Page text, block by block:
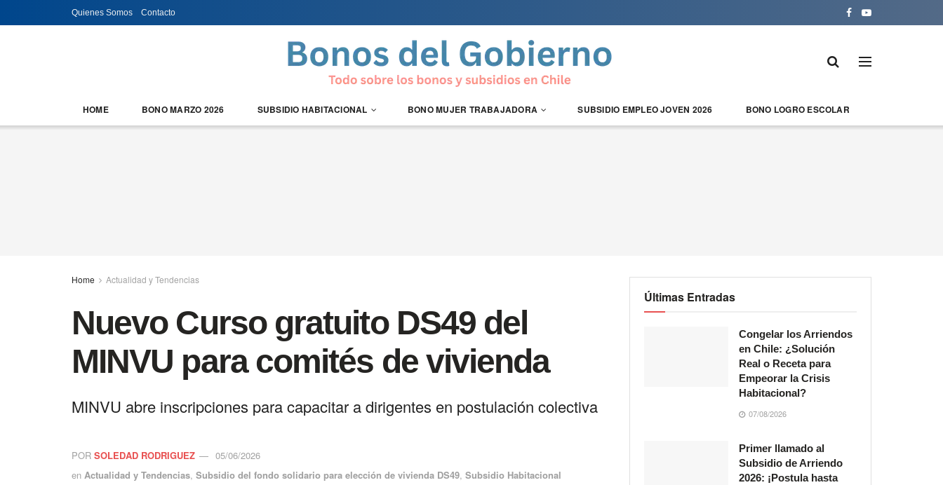
Quienes Somos Contacto
HOME BONO MARZO 2026 SUBSIDIO HABITACIONAL BONO MUJER TRABAJADORA SUBSIDIO EMPLEO JOVEN 2026 BONO LOGRO ESCOLAR
Home Actualidad y Tendencias
Nuevo Curso gratuito DS49 del
MINVU para comités de vivienda
MINVU abre inscripciones para capacitar a dirigentes en postulación colectiva
POR SOLEDAD RODRIGUEZ
05/06/2026
en Actualidad y Tendencias, Subsidio del fondo solidario para elección de vivienda DS49, Subsidio Habitacional
Últimas Entradas
Congelar los Arriendos
en Chile: ¿Solución
Real o Receta para
Empeorar la Crisis
Habitacional?
07/08/2026
Primer llamado al
Subsidio de Arriendo
2026: ¡Postula hasta